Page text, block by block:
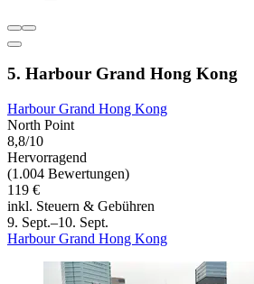
5. Harbour Grand Hong Kong
Harbour Grand Hong Kong
North Point
8,8/10
Hervorragend
(1.004 Bewertungen)
119 €
inkl. Steuern & Gebühren
9. Sept.–10. Sept.
Harbour Grand Hong Kong